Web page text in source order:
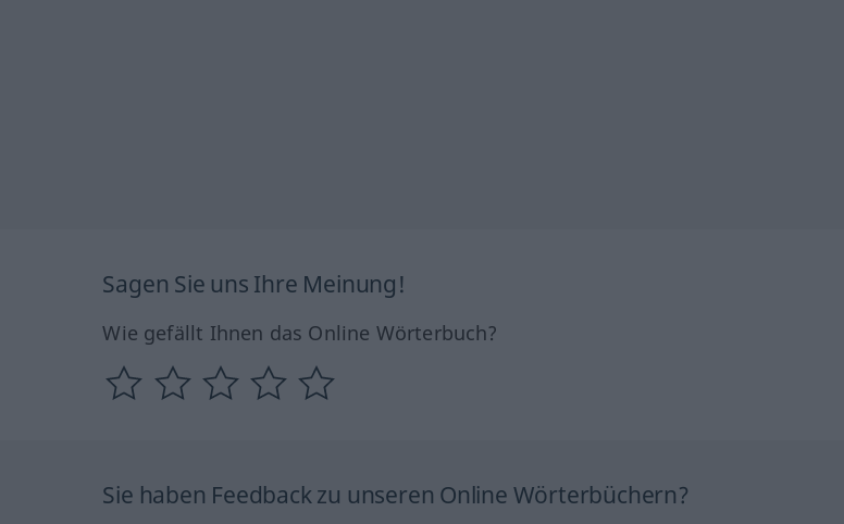
Sagen Sie uns Ihre Meinung!
Wie gefällt Ihnen das Online Wörterbuch?
Sie haben Feedback zu unseren Online Wörterbüchern?